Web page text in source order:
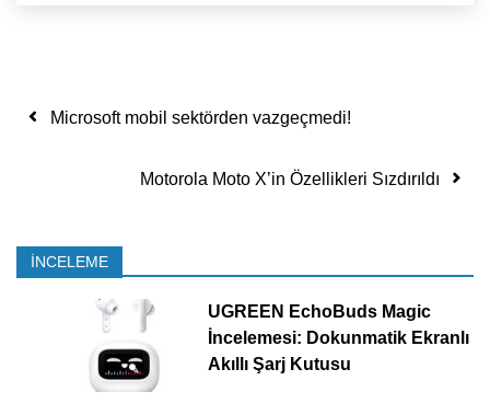
Yazı dolaşımı
Microsoft mobil sektörden vazgeçmedi!
Motorola Moto X’in Özellikleri Sızdırıldı
İNCELEME
UGREEN EchoBuds Magic
İncelemesi: Dokunmatik Ekranlı
Akıllı Şarj Kutusu